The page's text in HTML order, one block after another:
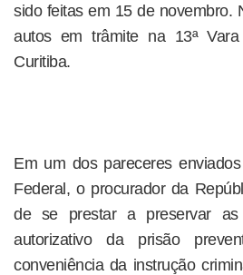
sido feitas em 15 de novembro.
autos em trâmite na 13ª
Curitiba.
Em um dos pareceres
Federal, o procurador da
de se prestar a preservar as
autorizativo da prisão
conveniência da instrução